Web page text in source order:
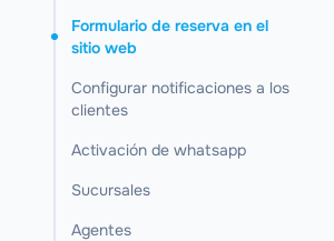
Formulario de reserva en el
sitio web
Configurar notificaciones a los
clientes
Activación de whatsapp
Sucursales
Agentes